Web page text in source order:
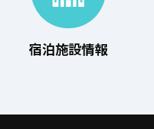
宿泊施設情報